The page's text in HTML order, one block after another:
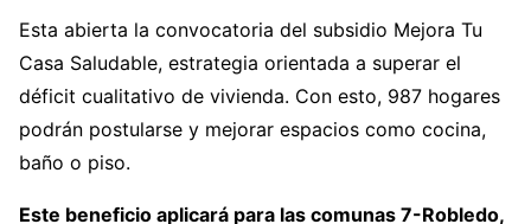
Esta abierta la convocatoria del subsidio Mejora Tu
Casa Saludable, estrategia orientada a superar el
déficit cualitativo de vivienda. Con esto, 987 hogares
podrán postularse y mejorar espacios como cocina,
baño o piso.
Este beneficio aplicará para las comunas 7-Robledo,